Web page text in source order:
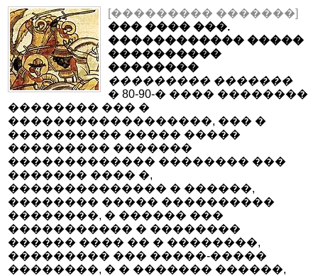
[��������� �������]
��� ���� ���.
������������ �����
����������
��������
��������� �������
� 80-90-� ���� ��������
�������� ��� �
������������������, ��� �
���������� ����� �����
��������� �������
������������� �������� ���
������� ���� �,
�������������� � ������,
�������� ����� ����������
��������, � ������ ���
����������� � ��������
������ ���� �� � ��������,
��������� ��� �����-�����
��������, � � ������� ������,